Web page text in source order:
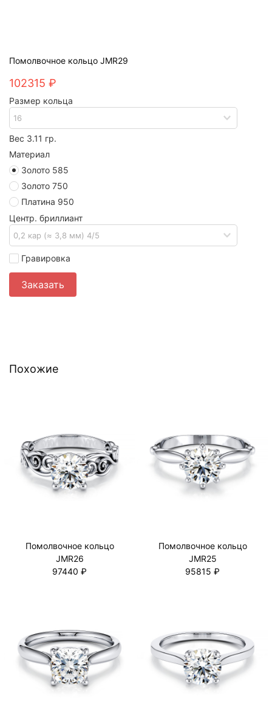
Помолвочное кольцо JMR29
102315 ₽
Размер кольца
Вес 3.11 гр.
Материал
Золото 585
Золото 750
Платина 950
Центр. бриллиант
Гравировка
Заказать
Похожие
Помолвочное кольцо
JMR26
97440 ₽
Помолвочное кольцо
JMR25
95815 ₽